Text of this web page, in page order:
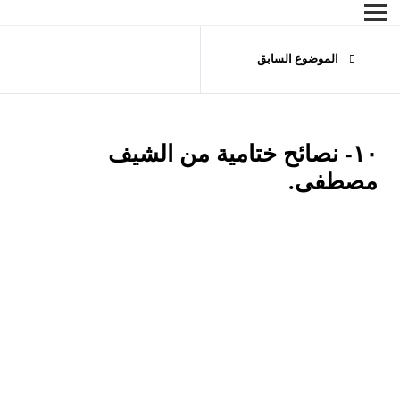
الموضوع السابق
١٠- نصائح ختامية من الشيف
مصطفى.